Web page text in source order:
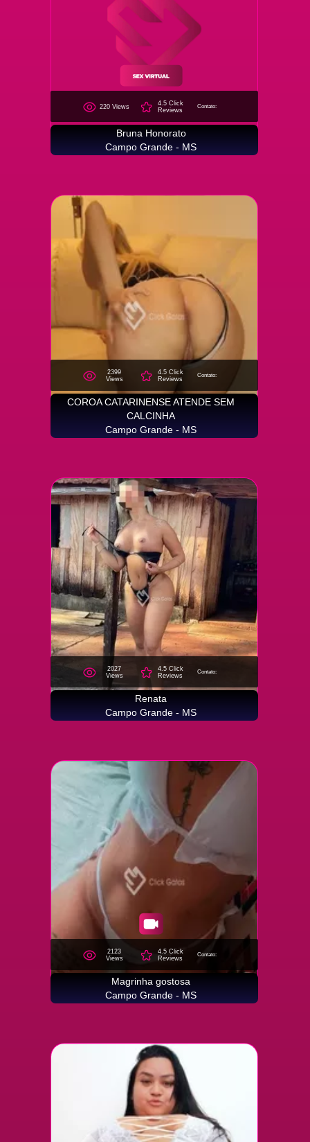
220 Views
4.5 Click
Reviews
Contato:
Bruna Honorato
Campo Grande - MS
2399
Views
4.5 Click
Reviews
Contato:
COROA CATARINENSE ATENDE SEM
CALCINHA
Campo Grande - MS
2027
Views
4.5 Click
Reviews
Contato:
Renata
Campo Grande - MS
2123
Views
4.5 Click
Reviews
Contato:
Magrinha gostosa
Campo Grande - MS